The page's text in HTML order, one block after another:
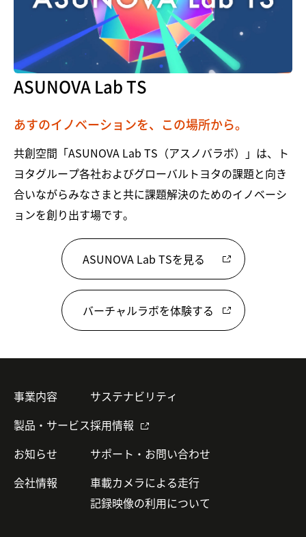
ASUNOVA Lab TS
あすのイノベーションを、この場所から。
共創空間「ASUNOVA Lab TS（アスノバラボ）」は、ト
ヨタグループ各社およびグローバルトヨタの課題と向き
合いながらみなさまと共に課題解決のためのイノベーシ
ョンを創り出す場です。
ASUNOVA Lab TSを見る
バーチャルラボを体験する
事業内容
製品・サービス
お知らせ
会社情報
サステナビリティ
採用情報
サポート・お問い合わせ
車載カメラによる走行
記録映像の利用について